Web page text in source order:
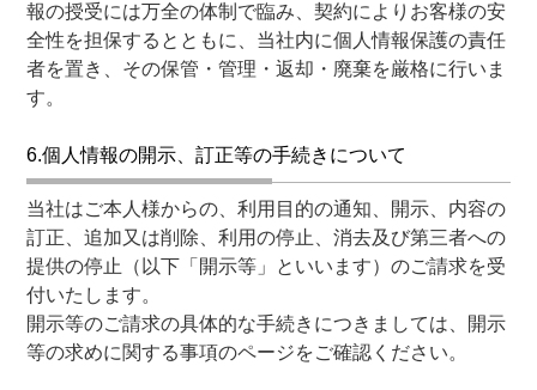
報の授受には万全の体制で臨み、契約によりお客様の安
全性を担保するとともに、当社内に個人情報保護の責任
者を置き、その保管・管理・返却・廃棄を厳格に行いま
す。
6.個人情報の開示、訂正等の手続きについて
当社はご本人様からの、利用目的の通知、開示、内容の
訂正、追加又は削除、利用の停止、消去及び第三者への
提供の停止（以下「開示等」といいます）のご請求を受
付いたします。
開示等のご請求の具体的な手続きにつきましては、開示
等の求めに関する事項のページをご確認ください。